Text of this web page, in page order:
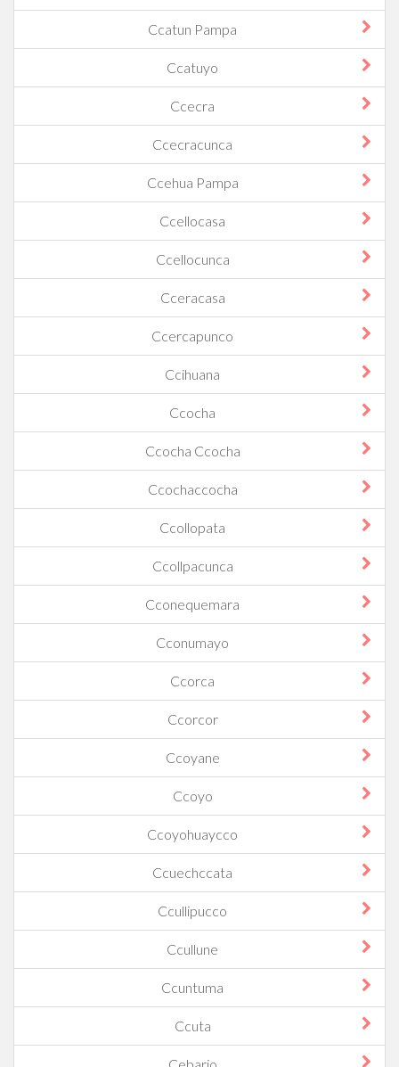
Ccatun Pampa
Ccatuyo
Ccecra
Ccecracunca
Ccehua Pampa
Ccellocasa
Ccellocunca
Cceracasa
Ccercapunco
Ccihuana
Ccocha
Ccocha Ccocha
Ccochaccocha
Ccollopata
Ccollpacunca
Cconequemara
Cconumayo
Ccorca
Ccorcor
Ccoyane
Ccoyo
Ccoyohuaycco
Ccuechccata
Ccullipucco
Ccullune
Ccuntuma
Ccuta